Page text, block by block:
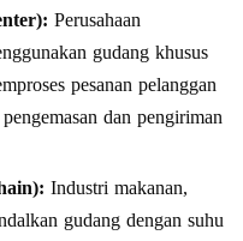
Perusahaan
gudang khusus
pesanan pelanggan
dan pengiriman
Industri makanan,
gudang dengan suhu